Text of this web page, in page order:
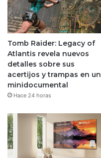
Tomb Raider: Legacy of
Atlantis revela nuevos
detalles sobre sus
acertijos y trampas en un
minidocumental
Hace 24 horas